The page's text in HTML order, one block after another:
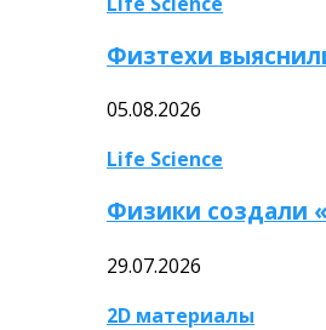
Физтехи
05.08.2026
Life Science
Физики создали
29.07.2026
2D материалы